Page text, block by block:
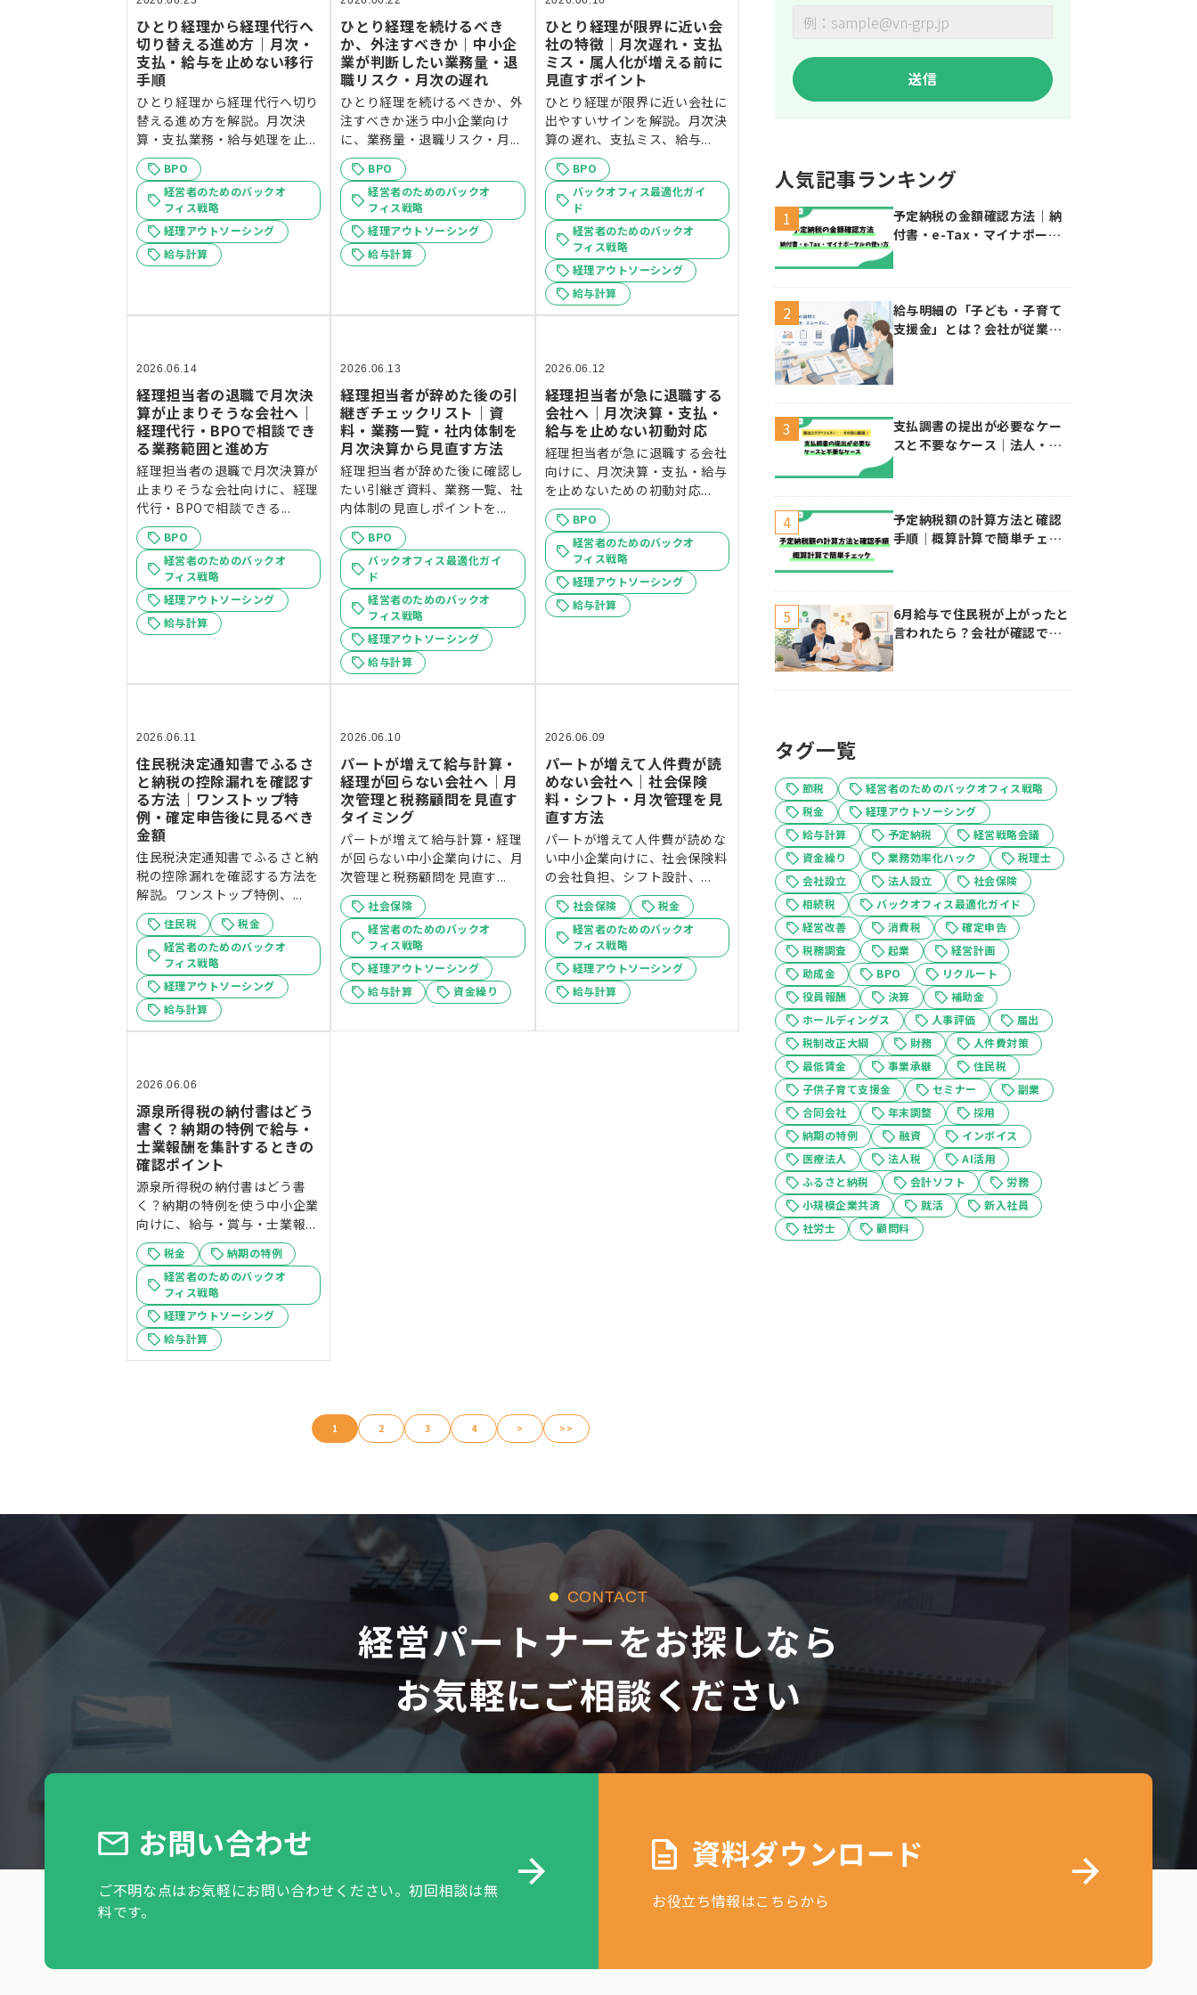
ひとり経理から経理代行へ
切り替える進め方｜月次・
支払・給与を止めない移行
手順
ひとり経理から経理代行へ切り
替える進め方を解説。月次決
算・支払業務・給与処理を止...
BPO
経営者のためのバックオ
フィス戦略
経理アウトソーシング
給与計算
ひとり経理を続けるべき
か、外注すべきか｜中小企
業が判断したい業務量・退
職リスク・月次の遅れ
ひとり経理を続けるべきか、外
注すべきか迷う中小企業向け
に、業務量・退職リスク・月...
BPO
経営者のためのバックオ
フィス戦略
経理アウトソーシング
給与計算
ひとり経理が限界に近い会
社の特徴｜月次遅れ・支払
ミス・属人化が増える前に
見直すポイント
ひとり経理が限界に近い会社に
出やすいサインを解説。月次決
算の遅れ、支払ミス、給与...
BPO
バックオフィス最適化ガイ
ド
経営者のためのバックオ
フィス戦略
経理アウトソーシング
給与計算
2026.06.14
経理担当者の退職で月次決
算が止まりそうな会社へ｜
経理代行・BPOで相談でき
る業務範囲と進め方
経理担当者の退職で月次決算が
止まりそうな会社向けに、経理
代行・BPOで相談できる...
BPO
経営者のためのバックオ
フィス戦略
経理アウトソーシング
給与計算
2026.06.13
経理担当者が辞めた後の引
継ぎチェックリスト｜資
料・業務一覧・社内体制を
月次決算から見直す方法
経理担当者が辞めた後に確認し
たい引継ぎ資料、業務一覧、社
内体制の見直しポイントを...
BPO
バックオフィス最適化ガイ
ド
経営者のためのバックオ
フィス戦略
経理アウトソーシング
給与計算
2026.06.12
経理担当者が急に退職する
会社へ｜月次決算・支払・
給与を止めない初動対応
経理担当者が急に退職する会社
向けに、月次決算・支払・給与
を止めないための初動対応...
BPO
経営者のためのバックオ
フィス戦略
経理アウトソーシング
給与計算
2026.06.11
住民税決定通知書でふるさ
と納税の控除漏れを確認す
る方法｜ワンストップ特
例・確定申告後に見るべき
金額
住民税決定通知書でふるさと納
税の控除漏れを確認する方法を
解説。ワンストップ特例、...
住民税
税金
経営者のためのバックオ
フィス戦略
経理アウトソーシング
給与計算
2026.06.10
パートが増えて給与計算・
経理が回らない会社へ｜月
次管理と税務顧問を見直す
タイミング
パートが増えて給与計算・経理
が回らない中小企業向けに、月
次管理と税務顧問を見直す...
社会保険
経営者のためのバックオ
フィス戦略
経理アウトソーシング
給与計算
資金繰り
2026.06.09
パートが増えて人件費が読
めない会社へ｜社会保険
料・シフト・月次管理を見
直す方法
パートが増えて人件費が読めな
い中小企業向けに、社会保険料
の会社負担、シフト設計、...
社会保険
税金
経営者のためのバックオ
フィス戦略
経理アウトソーシング
給与計算
2026.06.06
源泉所得税の納付書はどう
書く？納期の特例で給与・
士業報酬を集計するときの
確認ポイント
源泉所得税の納付書はどう書
く？納期の特例を使う中小企業
向けに、給与・賞与・士業報...
税金
納期の特例
経営者のためのバックオ
フィス戦略
経理アウトソーシング
給与計算
1 2 3 4 > >>
人気記事ランキング
予定納税の金額確認方法｜納
付書・e-Tax・マイナポータ
ルの使い方
給与明細の「子ども・子育て
支援金」とは？会社が従業員
に説明したい控除・給与計算
のポイント
支払調書の提出が必要なケー
スと不要なケース｜法人・個
人事業主向けガイド
予定納税額の計算方法と確認
手順｜概算計算で簡単チェッ
6月給与で住民税が上がったと
言われたら？会社が確認でき
ること・できないこと
タグ一覧
節税
経営者のためのバックオフィス戦略
税金
経理アウトソーシング
給与計算
予定納税
経営戦略会議
資金繰り
業務効率化ハック
税理士
会社設立
法人設立
社会保険
相続税
バックオフィス最適化ガイド
経営改善
消費税
確定申告
税務調査
起業
経営計画
助成金
BPO
リクルート
役員報酬
決算
補助金
ホールディングス
人事評価
届出
税制改正大綱
財務
人件費対策
最低賃金
事業承継
住民税
子供子育て支援金
セミナー
副業
合同会社
年末調整
採用
納期の特例
融資
インボイス
医療法人
法人税
AI活用
ふるさと納税
会計ソフト
労務
小規模企業共済
就活
新入社員
社労士
顧問料
CONTACT
経営パートナーをお探しなら
お気軽にご相談ください
お問い合わせ
ご不明な点はお気軽にお問い合わせください。初回相談は無
料です。
資料ダウンロード
お役立ち情報はこちらから